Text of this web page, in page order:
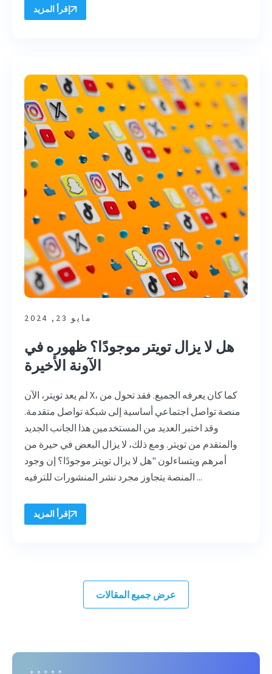
إقرأ المزيد
مايو 23, 2024
هل لا يزال تويتر موجودًا؟ ظهوره في
الآونة الأخيرة
لم يعد تويتر، الآن X، كما كان يعرفه الجميع. فقد تحول من
منصة تواصل اجتماعي أساسية إلى شبكة تواصل متقدمة.
وقد اختبر العديد من المستخدمين هذا الجانب الجديد
والمتقدم من تويتر. ومع ذلك، لا يزال البعض في حيرة من
أمرهم ويتساءلون "هل لا يزال تويتر موجودًا؟ إن وجود
المنصة يتجاوز مجرد نشر المنشورات للترفيه ...
إقرأ المزيد
عرض جميع المقالات